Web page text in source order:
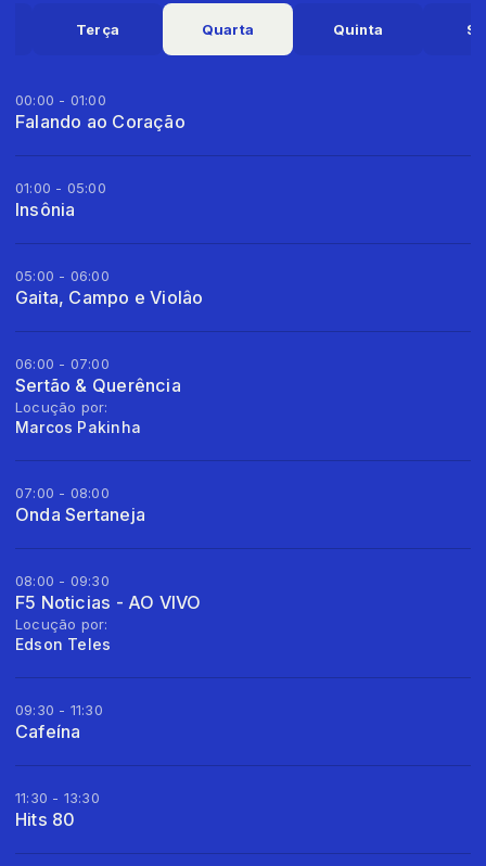
Terça Quarta Quinta
00:00 - 01:00
Falando ao Coração
01:00 - 05:00
Insônia
05:00 - 06:00
Gaita, Campo e Violâo
06:00 - 07:00
Sertão & Querência
Locução por:
Marcos Pakinha
07:00 - 08:00
Onda Sertaneja
08:00 - 09:30
F5 Noticias - AO VIVO
Locução por:
Edson Teles
09:30 - 11:30
Cafeína
11:30 - 13:30
Hits 80